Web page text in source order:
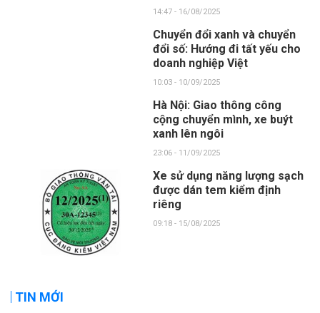
14:47 - 16/08/2025
Chuyển đổi xanh và chuyển
đổi số: Hướng đi tất yếu cho
doanh nghiệp Việt
10:03 - 10/09/2025
Hà Nội: Giao thông công
cộng chuyển mình, xe buýt
xanh lên ngôi
23:06 - 11/09/2025
Xe sử dụng năng lượng sạch
được dán tem kiểm định
riêng
09:18 - 15/08/2025
TIN MỚI